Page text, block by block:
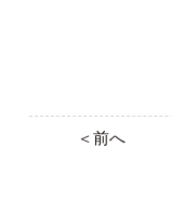
＜前へ